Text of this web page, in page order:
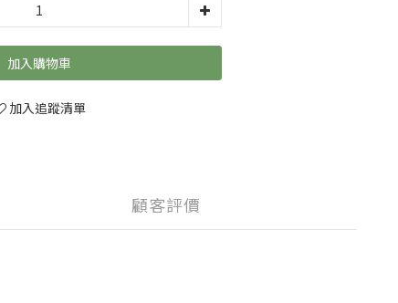
加入購物車
加入追蹤清單
顧客評價